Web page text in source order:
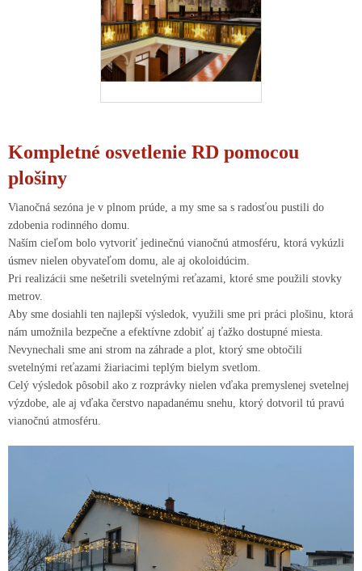
Kompletné osvetlenie RD pomocou
plošiny
Vianočná sezóna je v plnom prúde, a my sme sa s radosťou pustili do
zdobenia rodinného domu.
Naším cieľom bolo vytvoriť jedinečnú vianočnú atmosféru, ktorá vykúzli
úsmev nielen obyvateľom domu, ale aj okoloidúcim.
Pri realizácii sme nešetrili svetelnými reťazami, ktoré sme použili stovky
metrov.
Aby sme dosiahli ten najlepší výsledok, využili sme pri práci plošinu, ktorá
nám umožnila bezpečne a efektívne zdobiť aj ťažko dostupné miesta.
Nevynechali sme ani strom na záhrade a plot, ktorý sme obtočili
svetelnými reťazami žiariacimi teplým bielym svetlom.
Celý výsledok pôsobil ako z rozprávky nielen vďaka premyslenej svetelnej
výzdobe, ale aj vďaka čerstvo napadanému snehu, ktorý dotvoril tú pravú
vianočnú atmosféru.